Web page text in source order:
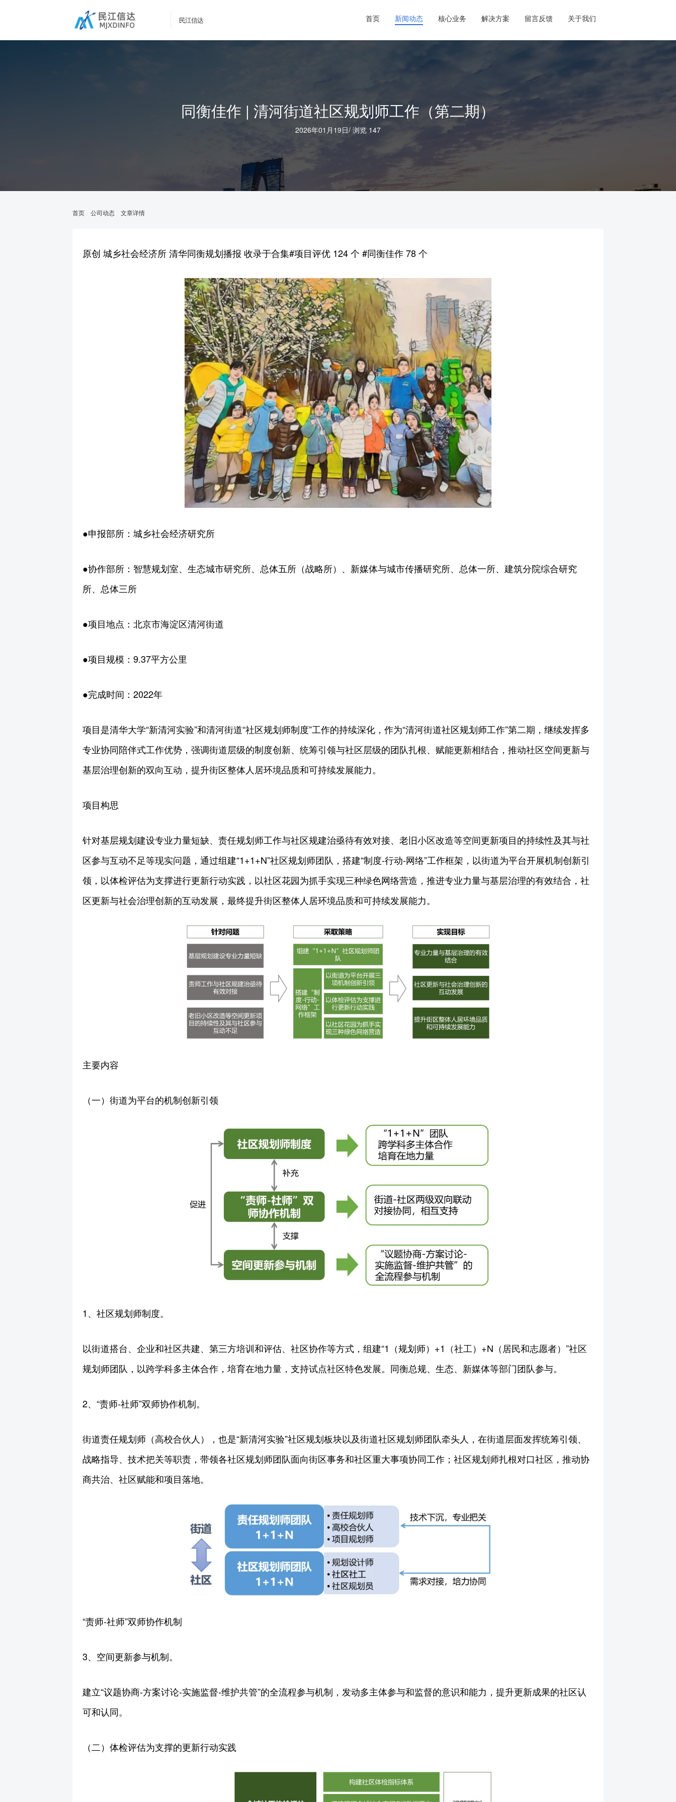
民江信达 首页 新闻动态 核心业务 解决方案 留言反馈 关于我们
同衡佳作 | 清河街道社区规划师工作（第二期）
2026年01月19日/ 浏览 147
首页 公司动态 文章详情
原创 城乡社会经济所 清华同衡规划播报 收录于合集#项目评优 124 个 #同衡佳作 78 个
●申报部所：城乡社会经济研究所
●协作部所：智慧规划室、生态城市研究所、总体五所（战略所）、新媒体与城市传播研究所、总体一所、建筑分院综合研究
所、总体三所
●项目地点：北京市海淀区清河街道
●项目规模：9.37平方公里
●完成时间：2022年
项目是清华大学“新清河实验”和清河街道“社区规划师制度”工作的持续深化，作为“清河街道社区规划师工作”第二期，继续发挥多
专业协同陪伴式工作优势，强调街道层级的制度创新、统筹引领与社区层级的团队扎根、赋能更新相结合，推动社区空间更新与
基层治理创新的双向互动，提升街区整体人居环境品质和可持续发展能力。
项目构思
针对基层规划建设专业力量短缺、责任规划师工作与社区规建治亟待有效对接、老旧小区改造等空间更新项目的持续性及其与社
区参与互动不足等现实问题，通过组建“1+1+N”社区规划师团队，搭建“制度-行动-网络”工作框架，以街道为平台开展机制创新引
领，以体检评估为支撑进行更新行动实践，以社区花园为抓手实现三种绿色网络营造，推进专业力量与基层治理的有效结合，社
区更新与社会治理创新的互动发展，最终提升街区整体人居环境品质和可持续发展能力。
主要内容
（一）街道为平台的机制创新引领
1、社区规划师制度。
以街道搭台、企业和社区共建、第三方培训和评估、社区协作等方式，组建“1（规划师）+1（社工）+N（居民和志愿者）”社区
规划师团队，以跨学科多主体合作，培育在地力量，支持试点社区特色发展。同衡总规、生态、新媒体等部门团队参与。
2、“责师-社师”双师协作机制。
街道责任规划师（高校合伙人），也是“新清河实验”社区规划板块以及街道社区规划师团队牵头人，在街道层面发挥统筹引领、
战略指导、技术把关等职责，带领各社区规划师团队面向街区事务和社区重大事项协同工作；社区规划师扎根对口社区，推动协
商共治、社区赋能和项目落地。
“责师-社师”双师协作机制
3、空间更新参与机制。
建立“议题协商-方案讨论-实施监督-维护共管”的全流程参与机制，发动多主体参与和监督的意识和能力，提升更新成果的社区认
可和认同。
（二）体检评估为支撑的更新行动实践